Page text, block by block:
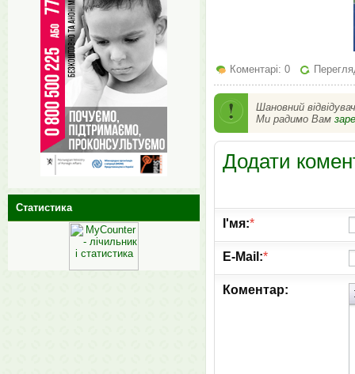
Коментарі: 0
Шановний
Ми радимо Вам
Додати
І'мя:*
E-Mail:*
Коментар:
Статистика